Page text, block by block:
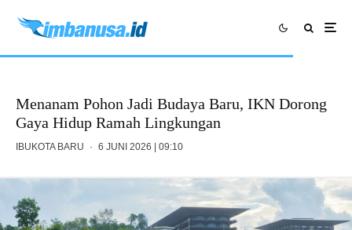
Menanam Pohon Jadi Budaya Baru, IKN Dorong
Gaya Hidup Ramah Lingkungan
IBUKOTA BARU · 6 JUNI 2026 | 09:10